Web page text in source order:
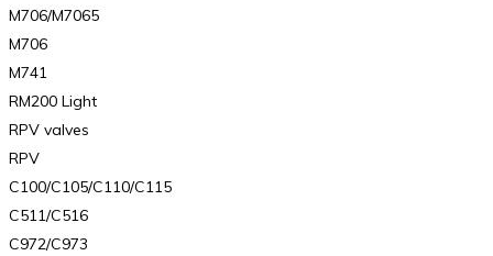
M706/M7065
M706
M741
RM200 Light
RPV valves
RPV
C100/C105/C110/C115
C511/C516
C972/C973